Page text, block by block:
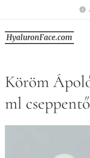
HyaluronFace.com
Köröm
ml